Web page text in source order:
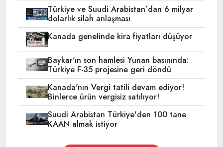
Türkiye ve Suudi Arabistan’dan 6 milyar
dolarlık silah anlaşması
Kanada genelinde kira fiyatları düşüyor
Baykar'ın son hamlesi Yunan basınında:
Türkiye F-35 projesine geri döndü
Kanada'nın Vergi tatili devam ediyor!
Binlerce ürün vergisiz satılıyor!
Suudi Arabistan Türkiye'den 100 tane
KAAN almak istiyor